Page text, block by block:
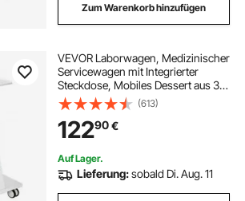
Zum Warenkorb hinzufügen
VEVOR Laborwagen, Medizinischer
Servicewagen mit Integrierter
Steckdose, Mobiles Dessert aus 3-
lagigem Metall, mit Drehbaren
Rädern, Belastung 100 kg, für Labor,
Klinik, Schönheitssalon, Salon
(613)
12290€
Auf Lager.
Lieferung:sobald Di. Aug. 11